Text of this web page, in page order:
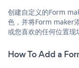
创建自定义的Form
色，并将Form maker
或您喜欢的任何位置现
How To Add a